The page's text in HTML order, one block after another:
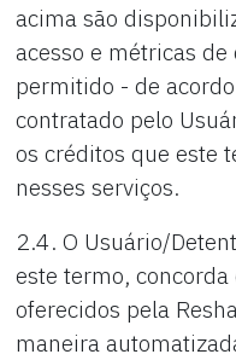
acima são
acesso e métricas
permitido - de
contratado pelo
os créditos que este
nesses serviços.
2.4. O Usuário/
este termo,
oferecidos pela
maneira